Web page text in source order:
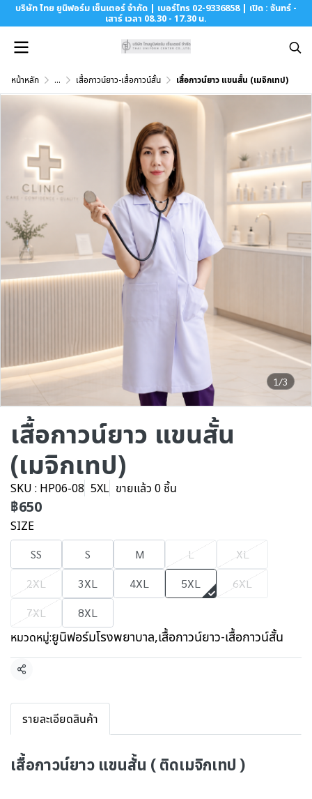
บริษัท ไทย ยูนิฟอร์ม เซ็นเตอร์ จำกัด | เบอร์โทร 02-9336858 | เปิด : จันทร์ -
เสาร์ เวลา 08.30 - 17.30 น.
หน้าหลัก ... เสื้อกาวน์ยาว-เสื้อกาวน์สั้น เสื้อกาวน์ยาว แขนสั้น (เมจิกเทป)
1/3
เสื้อกาวน์ยาว แขนสั้น
(เมจิกเทป)
SKU : HP06-08 5XL ขายแล้ว 0 ชิ้น
฿650
SIZE
SS S M L
XL
2XL
3XL 4XL 5XL
6XL
7XL
8XL
หมวดหมู่:ยูนิฟอร์มโรงพยาบาล,เสื้อกาวน์ยาว-เสื้อกาวน์สั้น
แชร์
รายละเอียดสินค้า
เสื้อกาวน์ยาว แขนสั้น ( ติดเมจิกเทป )